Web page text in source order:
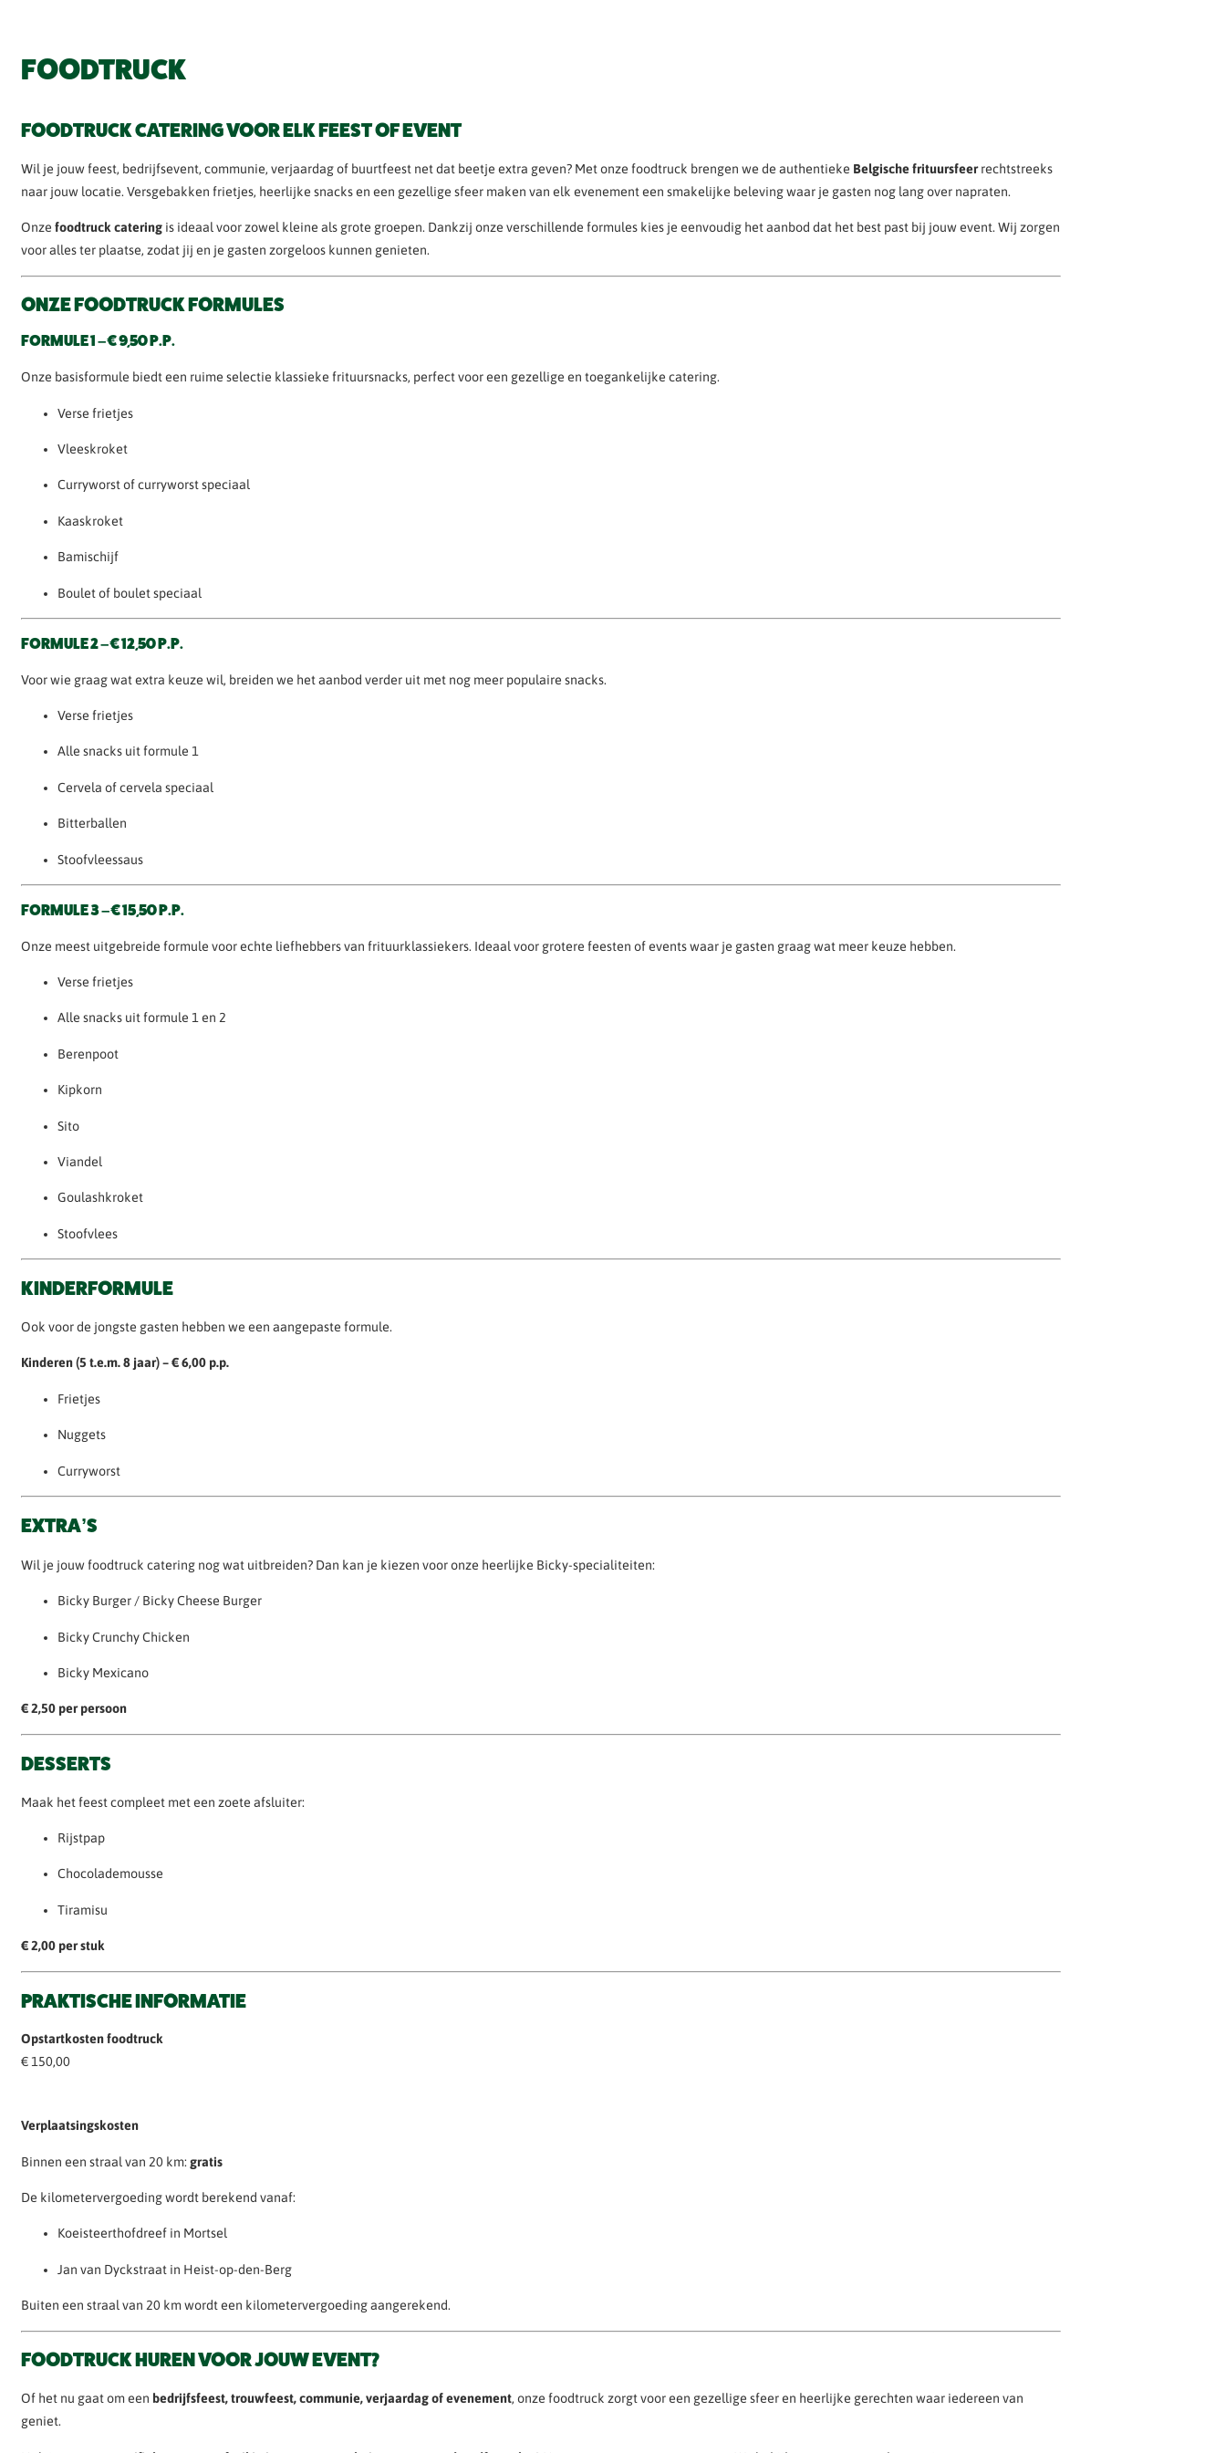
FOODTRUCK
FOODTRUCK CATERING VOOR ELK FEEST OF EVENT
Wil je jouw feest, bedrijfsevent, communie, verjaardag of buurtfeest net dat beetje extra geven? Met onze foodtruck brengen we de authentieke Belgische frituursfeerrechtstreeks
naar jouw locatie. Versgebakken frietjes, heerlijke snacks en een gezellige sfeer maken van elk evenement een smakelijke beleving waar je gasten nog lang over napraten.
Onze foodtruck catering is ideaal voor zowel kleine als grote groepen. Dankzij onze verschillende formules kies je eenvoudig het aanbod dat het best past bij jouw event. Wij zorgen
voor alles ter plaatse, zodat jij en je gasten zorgeloos kunnen genieten.
ONZE FOODTRUCK FORMULES
FORMULE 1 – € 9,50 P.P.
Onze basisformule biedt een ruime selectie klassieke frituursnacks, perfect voor een gezellige en toegankelijke catering.
Verse frietjes
Vleeskroket
Curryworst of curryworst speciaal
Kaaskroket
Bamischijf
Boulet of boulet speciaal
FORMULE 2 – € 12,50 P.P.
Voor wie graag wat extra keuze wil, breiden we het aanbod verder uit met nog meer populaire snacks.
Verse frietjes
Alle snacks uit formule 1
Cervela of cervela speciaal
Bitterballen
Stoofvleessaus
FORMULE 3 – € 15,50 P.P.
Onze meest uitgebreide formule voor echte liefhebbers van frituurklassiekers. Ideaal voor grotere feesten of events waar je gasten graag wat meer keuze hebben.
Verse frietjes
Alle snacks uit formule 1 en 2
Berenpoot
Kipkorn
Sito
Viandel
Goulashkroket
Stoofvlees
KINDERFORMULE
Ook voor de jongste gasten hebben we een aangepaste formule.
Kinderen (5 t.e.m. 8 jaar) – € 6,00 p.p.
Frietjes
Nuggets
Curryworst
EXTRA’S
Wil je jouw foodtruck catering nog wat uitbreiden? Dan kan je kiezen voor onze heerlijke Bicky-specialiteiten:
Bicky Burger / Bicky Cheese Burger
Bicky Crunchy Chicken
Bicky Mexicano
€ 2,50 per persoon
DESSERTS
Maak het feest compleet met een zoete afsluiter:
Rijstpap
Chocolademousse
Tiramisu
€ 2,00 per stuk
PRAKTISCHE INFORMATIE
Opstartkosten foodtruck
€ 150,00
Verplaatsingskosten
Binnen een straal van 20 km: gratis
De kilometervergoeding wordt berekend vanaf:
Koeisteerthofdreef in Mortsel
Jan van Dyckstraat in Heist-op-den-Berg
Buiten een straal van 20 km wordt een kilometervergoeding aangerekend.
FOODTRUCK HUREN VOOR JOUW EVENT?
Of het nu gaat om een bedrijfsfeest, trouwfeest, communie, verjaardag of evenement, onze foodtruck zorgt voor een gezellige sfeer en heerlijke gerechten waar iedereen van
geniet.